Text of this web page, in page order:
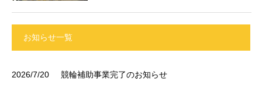
お知らせ一覧
2026/7/20 競輪補助事業完了のお知らせ